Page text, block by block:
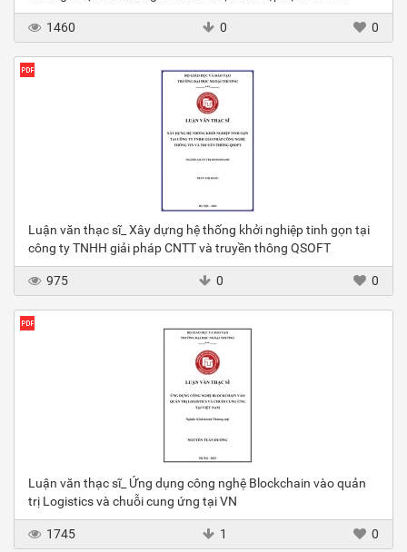
1460 0 0
Luận văn thạc sĩ_ Xây dựng hệ thống khởi nghiệp tinh gọn tại
công ty TNHH giải pháp CNTT và truyền thông QSOFT
975 0 0
Luận văn thạc sĩ_ Ứng dụng công nghệ Blockchain vào quản
trị Logistics và chuỗi cung ứng tại VN
1745 1 0